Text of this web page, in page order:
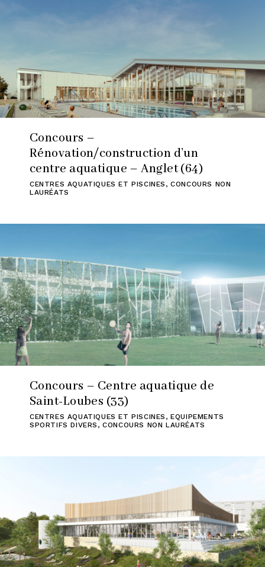
Concours –
Rénovation/construction d’un
centre aquatique – Anglet (64)
CENTRES AQUATIQUES ET PISCINES ,CONCOURS NON
LAURÉATS
Concours – Centre aquatique de
Saint-Loubes (33)
CENTRES AQUATIQUES ET PISCINES ,EQUIPEMENTS
SPORTIFS DIVERS ,CONCOURS NON LAURÉATS